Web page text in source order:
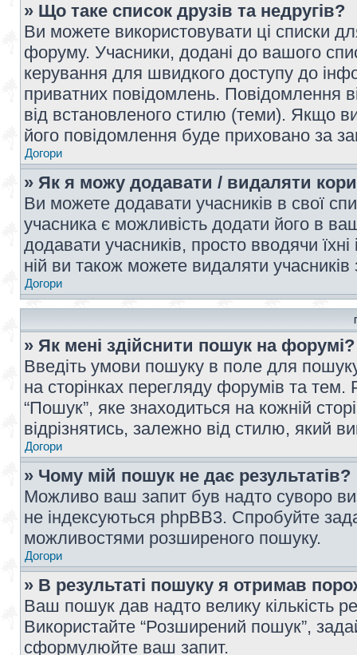
» Що таке список друзів та недругів?
Ви можете використовувати ці списки
форуму. Учасники, додані до вашого
керування для швидкого доступу до
приватних повідомлень. Повідомлення
від встановленого стилю (теми). Якщо
його повідомлення буде приховано за
Догори
» Як я можу додавати / видаляти
Ви можете додавати учасників в свої
учасника є можливість додати його в
додавати учасників, просто вводячи
ній ви також можете видаляти учасників
Догори
» Як мені здійснити пошук на форумі?
Введіть умови пошуку в поле для
на сторінках перегляду форумів та
“Пошук”, яке знаходиться на кожній
відрізнятись, залежно від стилю, який
Догори
» Чому мій пошук не дає результатів?
Можливо ваш запит був надто суворо
не індексуються phpBB3. Спробуйте
можливостями розширеного пошуку.
Догори
» В результаті пошуку я отримав
Ваш пошук дав надто велику кількість
Використайте “Розширений пошук”,
сформулюйте ваш запит.